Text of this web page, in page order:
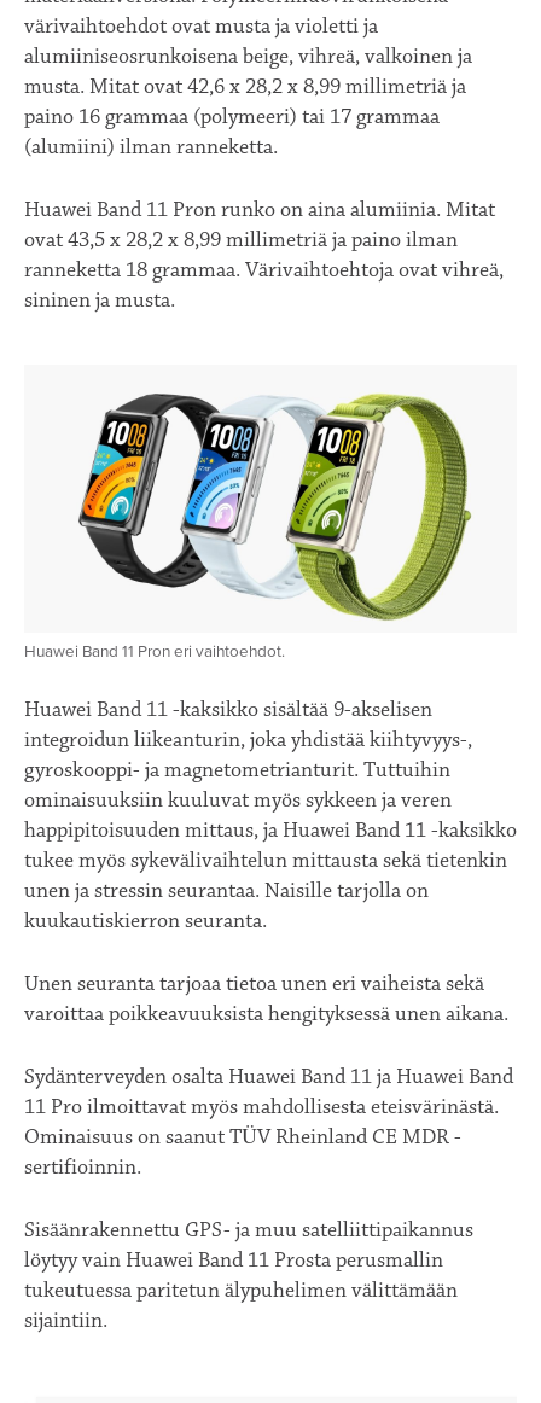
värivaihtoehdot ovat musta ja violetti ja
alumiiniseosrunkoisena beige, vihreä, valkoinen ja
musta. Mitat ovat 42,6 x 28,2 x 8,99 millimetriä ja
paino 16 grammaa (polymeeri) tai 17 grammaa
(alumiini) ilman ranneketta.
Huawei Band 11 Pron runko on aina alumiinia. Mitat
ovat 43,5 x 28,2 x 8,99 millimetriä ja paino ilman
ranneketta 18 grammaa. Värivaihtoehtoja ovat vihreä,
sininen ja musta.
Huawei Band 11 Pron eri vaihtoehdot.
Huawei Band 11 -kaksikko sisältää 9-akselisen
integroidun liikeanturin, joka yhdistää kiihtyvyys-,
gyroskooppi- ja magnetometrianturit. Tuttuihin
ominaisuuksiin kuuluvat myös sykkeen ja veren
happipitoisuuden mittaus, ja Huawei Band 11 -kaksikko
tukee myös sykevälivaihtelun mittausta sekä tietenkin
unen ja stressin seurantaa. Naisille tarjolla on
kuukautiskierron seuranta.
Unen seuranta tarjoaa tietoa unen eri vaiheista sekä
varoittaa poikkeavuuksista hengityksessä unen aikana.
Sydänterveyden osalta Huawei Band 11 ja Huawei Band
11 Pro ilmoittavat myös mahdollisesta eteisvärinästä.
Ominaisuus on saanut TÜV Rheinland CE MDR -
sertifioinnin.
Sisäänrakennettu GPS- ja muu satelliittipaikannus
löytyy vain Huawei Band 11 Prosta perusmallin
tukeutuessa paritetun älypuhelimen välittämään
sijaintiin.